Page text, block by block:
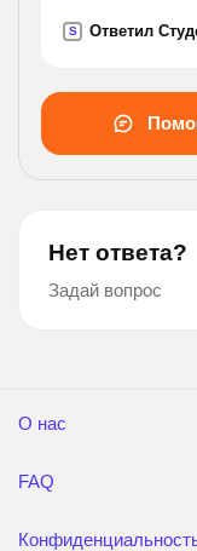
S Ответил
Нет ответа?
Задай вопрос
О нас
FAQ